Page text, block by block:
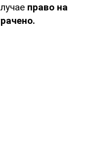
право на